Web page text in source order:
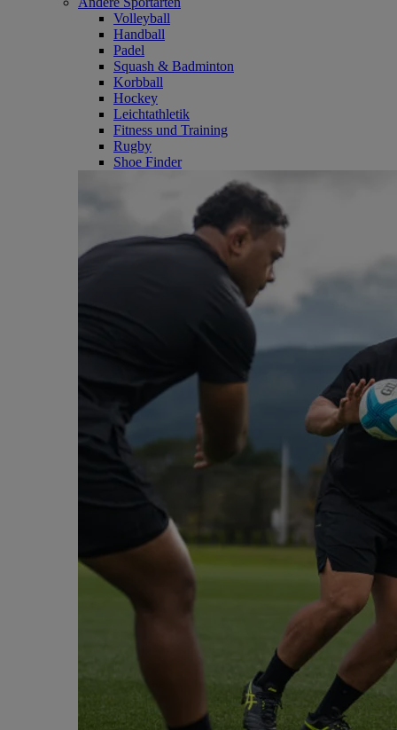
Volleyball
Handball
Padel
Squash & Badminton
Korbball
Hockey
Leichtathletik
Fitness und Training
Rugby
Shoe Finder